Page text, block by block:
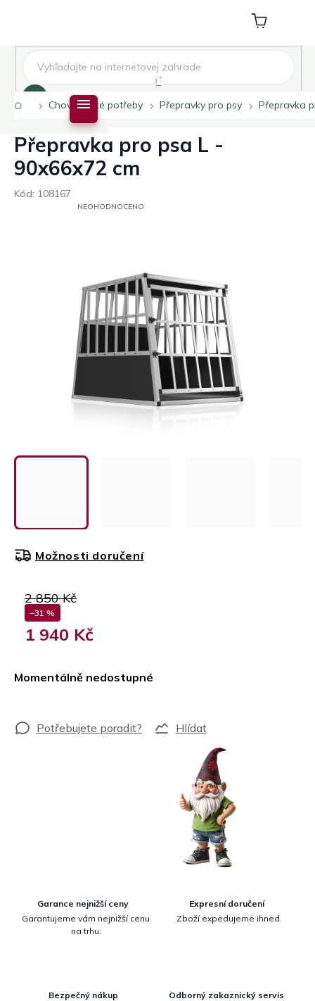
Nákupní
košík
DomůChovatelské potřeby Přepravky pro psy Přepravka
Přepravka pro psa L -
90x66x72 cm
Kód: 108167
PRŮMĚRNÉ
HVĚZDIČEK.
NEOHODNOCENO
2 850 Kč
–31 %
1 940 Kč
Momentálně nedostupné
Možnosti doručení
Hlídat
Garance nejnižší ceny
Garantujeme vám nejnižší cenu
na trhu.
Expresní doručení
Zboží expedujeme ihned.
Bezpečný nákup
Odborný zakaznický servis